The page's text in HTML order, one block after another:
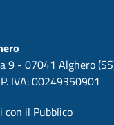
9 - 07041 Alghero
IVA: 00249350901
con il Pubblico